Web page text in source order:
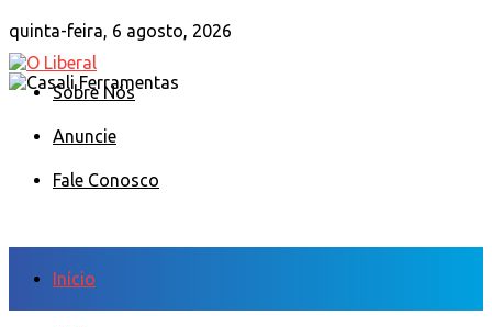
quinta-feira, 6 agosto, 2026
Sobre Nós
Anuncie
Fale Conosco
Início